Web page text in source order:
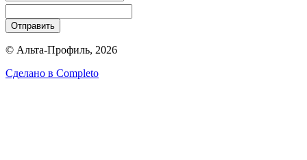
Отправить
© Альта-Профиль, 2026
Сделано в Completo